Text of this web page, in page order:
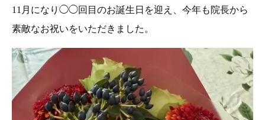
11月になり◯◯回目のお誕生日を迎え、今年も院長から
素敵なお祝いをいただきました。